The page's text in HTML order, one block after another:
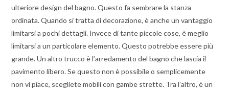
ulteriore design del bagno. Questo fa sembrare la stanza
ordinata. Quando si tratta di decorazione, è anche un vantaggio
limitarsi a pochi dettagli. Invece di tante piccole cose, è meglio
limitarsi a un particolare elemento. Questo potrebbe essere più
grande. Un altro trucco è l’arredamento del bagno che lascia il
pavimento libero. Se questo non è possibile o semplicemente
non vi piace, scegliete mobili con gambe strette. Tra l’altro, è un